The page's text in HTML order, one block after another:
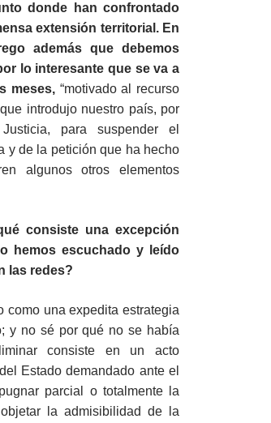
donde han confrontado
extensión territorial. En
además que debemos
lo interesante que se va a
meses, “motivado al recurso
introdujo nuestro país, por
para suspender el
y de la petición que ha hecho
algunos otros elementos
consiste una excepción
hemos escuchado y leído
las redes?
como una expedita estrategia
y no sé por qué no se había
consiste en un acto
Estado demandado ante el
parcial o totalmente la
la admisibilidad de la